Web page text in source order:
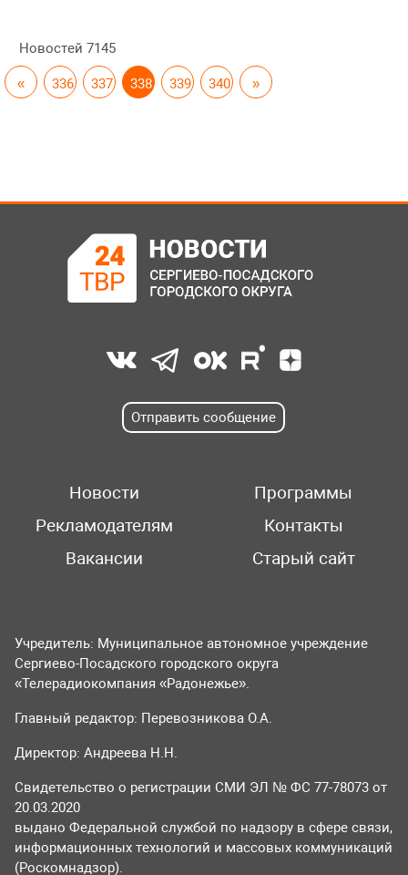
Новостей 7145
« 336 337 338 339 340 »
Отправить сообщение
Новости
Программы
Рекламодателям
Контакты
Вакансии
Старый сайт
Учредитель: Муниципальное автономное учреждение
Сергиево-Посадского городского округа
«Телерадиокомпания «Радонежье».
Главный редактор: Перевозникова О.А.
Директор: Андреева Н.Н.
Свидетельство о регистрации СМИ ЭЛ № ФС 77-78073 от
20.03.2020
выдано Федеральной службой по надзору в сфере связи,
информационных технологий и массовых коммуникаций
(Роскомнадзор).